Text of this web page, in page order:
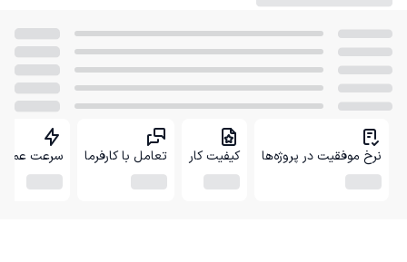
نرخ موفقیت در پروژه‌ها کیفیت کار تعامل با کارفرما سرعت عمل